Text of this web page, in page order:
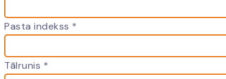
Pasta indekss *
Tālrunis *